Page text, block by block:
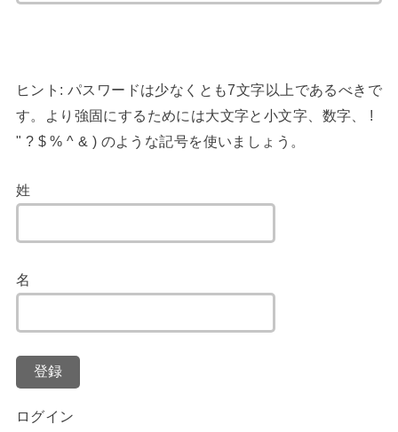
ヒント: パスワードは少なくとも7文字以上であるべきで
す。より強固にするためには大文字と小文字、数字、 !
" ? $ % ^ & ) のような記号を使いましょう。
姓
名
登録
ログイン